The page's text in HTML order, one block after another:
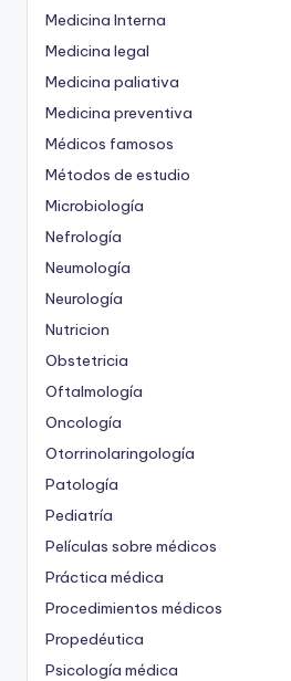
Medicina Interna
Medicina legal
Medicina paliativa
Medicina preventiva
Médicos famosos
Métodos de estudio
Microbiología
Nefrología
Neumología
Neurología
Nutricion
Obstetricia
Oftalmología
Oncología
Otorrinolaringología
Patología
Pediatría
Películas sobre médicos
Práctica médica
Procedimientos médicos
Propedéutica
Psicología médica